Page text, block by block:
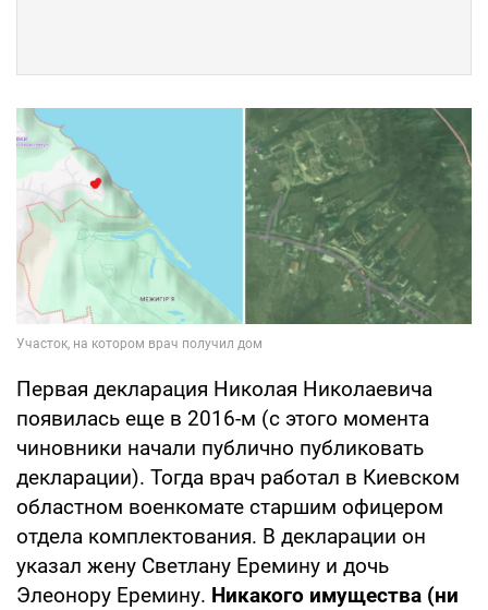
Первая декларация Николая Николаевича
появилась еще в 2016-м (с этого момента
чиновники начали публично публиковать
декларации). Тогда врач работал в Киевском
областном военкомате старшим офицером
отдела комплектования. В декларации он
указал жену Светлану Еремину и дочь
Элеонору Еремину. Никакого имущества (ни